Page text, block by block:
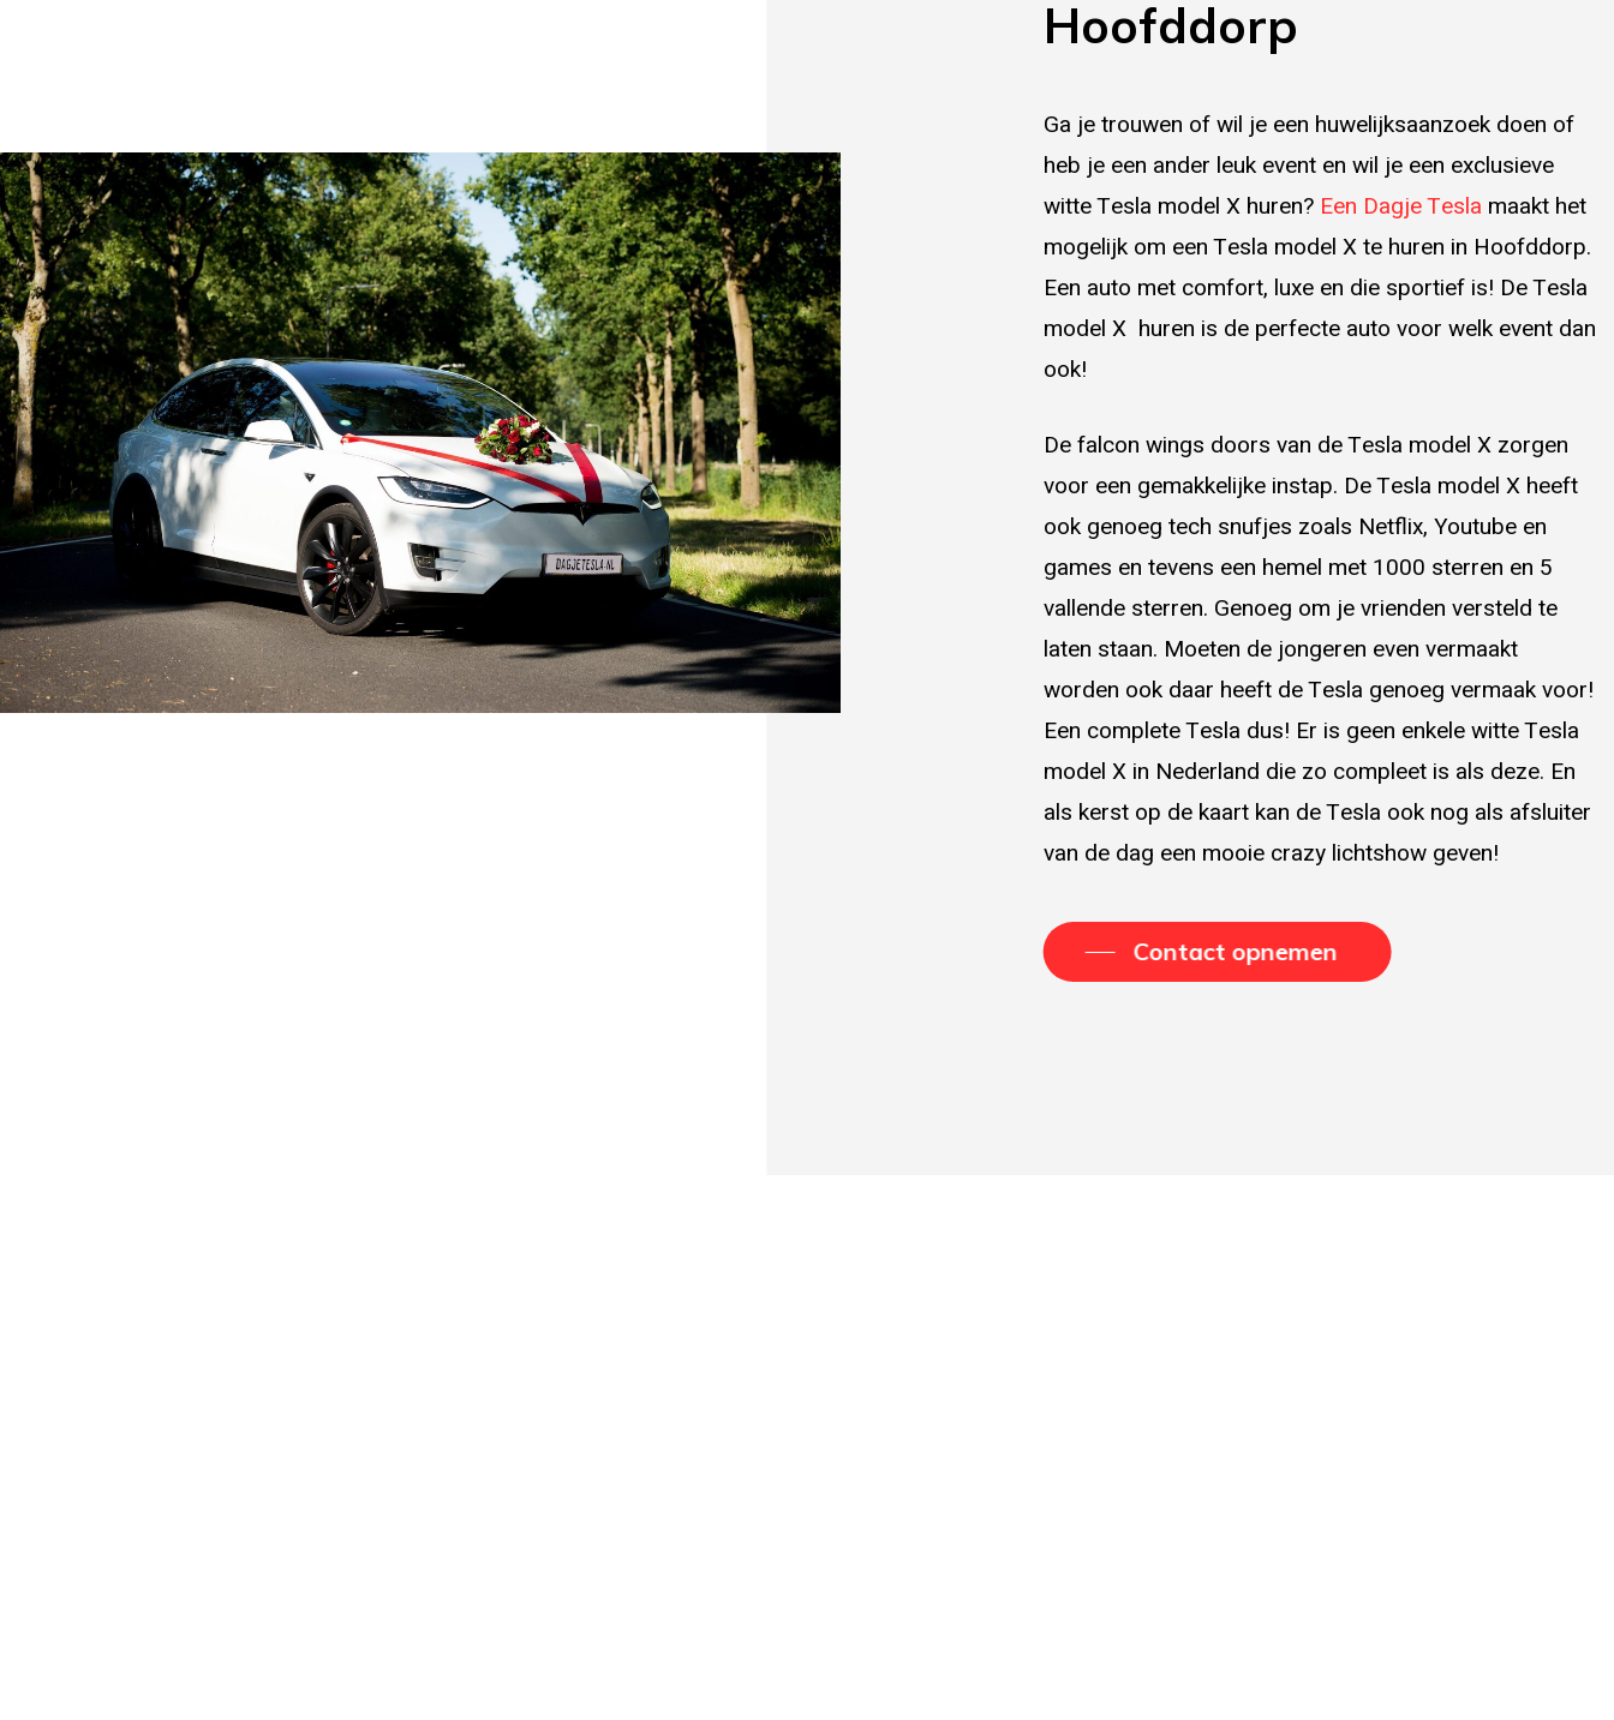
Hoofddorp
Ga je trouwen of wil je een huwelijksaanzoek doen of
heb je een ander leuk event en wil je een exclusieve
witte Tesla model X huren? Een Dagje Tesla maakt het
mogelijk om een Tesla model X te huren in Hoofddorp.
Een auto met comfort, luxe en die sportief is! De Tesla
model X huren is de perfecte auto voor welk event dan
ook!
De falcon wings doors van de Tesla model X zorgen
voor een gemakkelijke instap. De Tesla model X heeft
ook genoeg tech snufjes zoals Netflix, Youtube en
games en tevens een hemel met 1000 sterren en 5
vallende sterren. Genoeg om je vrienden versteld te
laten staan. Moeten de jongeren even vermaakt
worden ook daar heeft de Tesla genoeg vermaak voor!
Een complete Tesla dus! Er is geen enkele witte Tesla
model X in Nederland die zo compleet is als deze. En
als kerst op de kaart kan de Tesla ook nog als afsluiter
van de dag een mooie crazy lichtshow geven!
Contact opnemen